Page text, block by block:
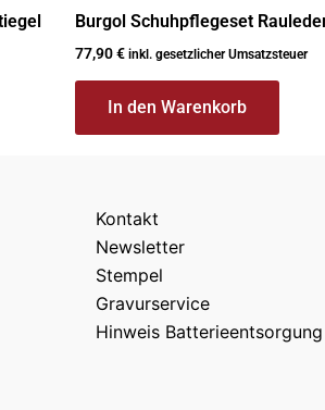
Burgol Schuhpflegeset
77,90€ inkl. gesetzlicher Umsatzsteuer
In den Warenkorb
Kontakt
Newsletter
Stempel
Gravurservice
Hinweis Batterieentsorgung